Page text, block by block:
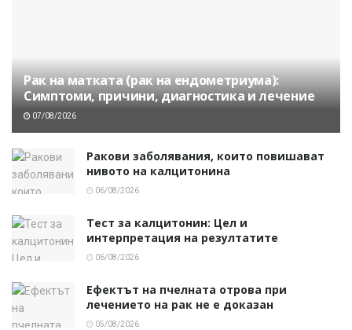
Рак на матката (рак на ендометриума):
Симптоми, причини, диагностика и лечение
07/08/2026
Ракови заболявания, които повишават
нивото на калцитонина
06/08/2026
Тест за калцитонин: Цел и
интерпретация на резултатите
06/08/2026
Ефектът на пчелната отрова при
лечението на рак не е доказан
05/08/2026